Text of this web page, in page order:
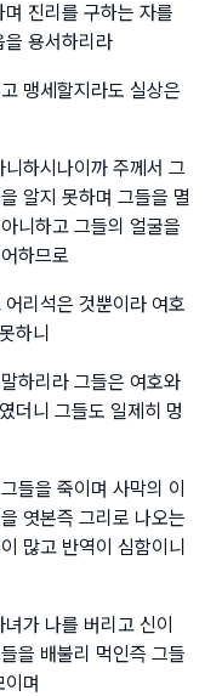
진리를 구하는 자를
용서하리라
맹세할지라도 실상은
하시나이까 주께서 그
알지 못하며 그들을 멸
니하고 그들의 얼굴을
하므로
리석은 것뿐이라 여호
하니
하리라 그들은 여호와
더니 그들도 일제히 멍
들을 죽이며 사막의 이
엿본즉 그리로 나오는
많고 반역이 심함이니
가 나를 버리고 신이
을 배불리 먹인즉 그들
며